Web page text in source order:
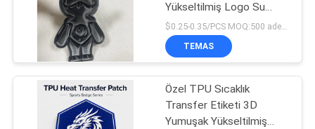
Yükseltilmiş Logo Su
geçirmez TPU Isı
Transferi Patches
Kıyafet Etiketleri
TEMAS
Özel TPU Sıcaklık
Transfer Etiketi 3D
Yumuşak Yükseltilmiş